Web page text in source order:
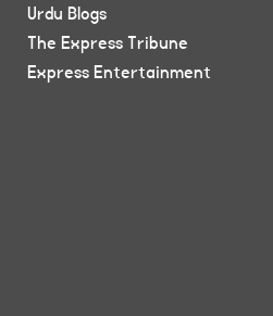
Urdu Blogs
The Express Tribune
Express Entertainment